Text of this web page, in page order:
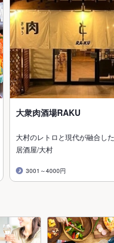
大衆肉酒場RAKU
大村のレトロと現代が融合し
居酒屋/大村
3001～4000円